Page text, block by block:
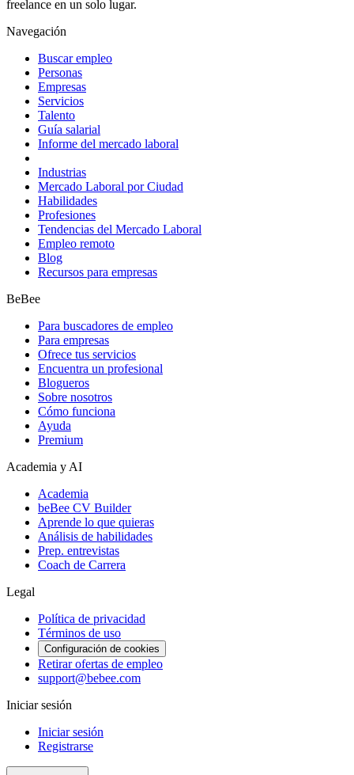
freelance en un solo lugar.
Navegación
Buscar empleo
Personas
Empresas
Servicios
Talento
Guía salarial
Informe del mercado laboral
Industrias
Mercado Laboral por Ciudad
Habilidades
Profesiones
Tendencias del Mercado Laboral
Empleo remoto
Blog
Recursos para empresas
BeBee
Para buscadores de empleo
Para empresas
Ofrece tus servicios
Encuentra un profesional
Blogueros
Sobre nosotros
Cómo funciona
Ayuda
Premium
Academia y AI
Academia
beBee CV Builder
Aprende lo que quieras
Análisis de habilidades
Prep. entrevistas
Coach de Carrera
Legal
Política de privacidad
Términos de uso
Configuración de cookies
Retirar ofertas de empleo
support@bebee.com
Iniciar sesión
Iniciar sesión
Registrarse